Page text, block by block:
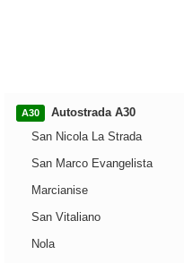
A30
Autostrada A30
San Nicola La Strada
San Marco Evangelista
Marcianise
San Vitaliano
Nola